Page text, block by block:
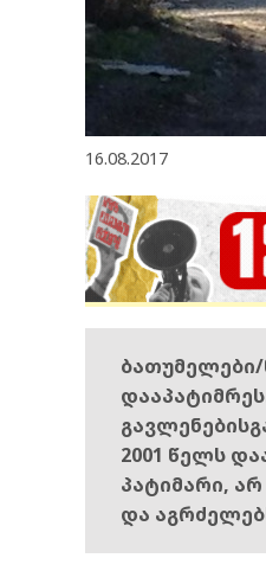
16.08.2017
2001 წელს
პატიმარი,
და